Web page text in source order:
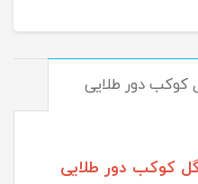
دور طلایی
کوکب دور طلایی